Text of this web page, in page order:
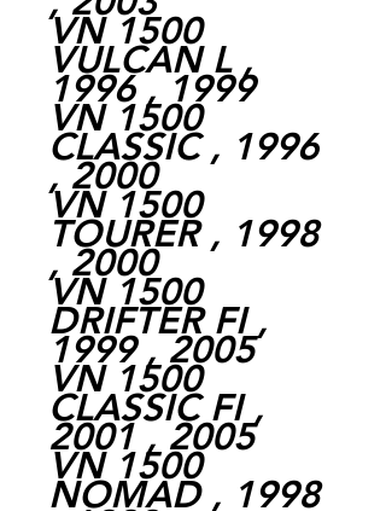
VN 1500
VULCAN L ,
1996 , 1999
VN 1500
CLASSIC , 1996
, 2000
VN 1500
TOURER , 1998
, 2000
VN 1500
DRIFTER FI ,
1999 , 2005
VN 1500
CLASSIC FI ,
2001 , 2005
VN 1500
NOMAD , 1998